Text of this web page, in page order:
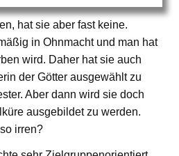
hat sie aber fast keine.
in Ohnmacht und man hat
wird. Daher hat sie auch
der Götter ausgewählt zu
Aber dann wird sie doch
ausgebildet zu werden.
irren?